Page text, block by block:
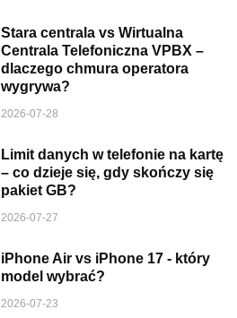
Stara centrala vs Wirtualna
Centrala Telefoniczna VPBX –
dlaczego chmura operatora
wygrywa?
2026-07-28
Limit danych w telefonie na kartę
– co dzieje się, gdy skończy się
pakiet GB?
2026-07-27
iPhone Air vs iPhone 17 - który
model wybrać?
2026-07-23